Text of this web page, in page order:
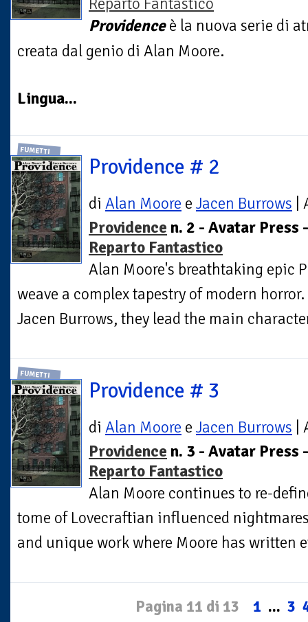
Providenceè la nuova serie di
creata dal genio di Alan Moore.
Lingua...
FUMETTI
Providence # 2
di Alan Moore e Jacen Burrows |
Providence n. 2 - Avatar Press -
Reparto Fantastico
Alan Moore's breathtaking epic
weave a complex tapestry of modern
Jacen Burrows, they lead the main
FUMETTI
Providence # 3
di Alan Moore e Jacen Burrows |
Providence n. 3 - Avatar Press -
Reparto Fantastico
Alan Moore continues to re-
tome of Lovecraftian influenced
and unique work where Moore has written
Pagina 11 di 13 1 ... 3